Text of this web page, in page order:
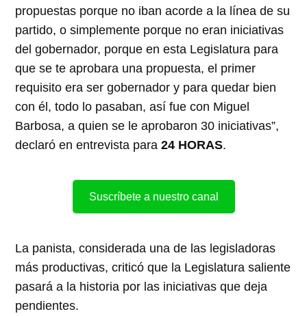
propuestas porque no iban acorde a la línea de su
partido, o simplemente porque no eran iniciativas
del gobernador, porque en esta Legislatura para
que se te aprobara una propuesta, el primer
requisito era ser gobernador y para quedar bien
con él, todo lo pasaban, así fue con Miguel
Barbosa, a quien se le aprobaron 30 iniciativas”,
declaró en entrevista para24 HORAS.
Suscríbete a nuestro canal
La panista, considerada una de las legisladoras
más productivas, criticó que la Legislatura saliente
pasará a la historia por las iniciativas que deja
pendientes.